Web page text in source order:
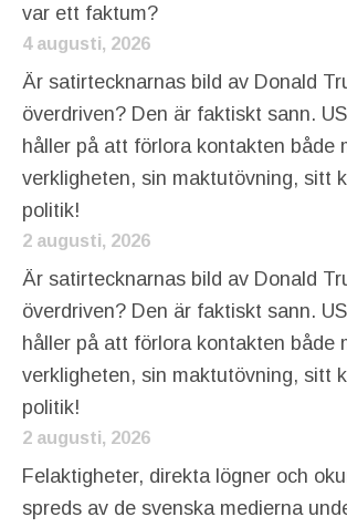
var ett faktum?
4 augusti, 2026
Är satirtecknarnas bild av Donald
överdriven? Den är faktiskt sann.
håller på att förlora kontakten både
verkligheten, sin maktutövning, sitt
politik!
2 augusti, 2026
Är satirtecknarnas bild av Donald
överdriven? Den är faktiskt sann.
håller på att förlora kontakten både
verkligheten, sin maktutövning, sitt
politik!
2 augusti, 2026
Felaktigheter, direkta lögner och
spreds av de svenska medierna